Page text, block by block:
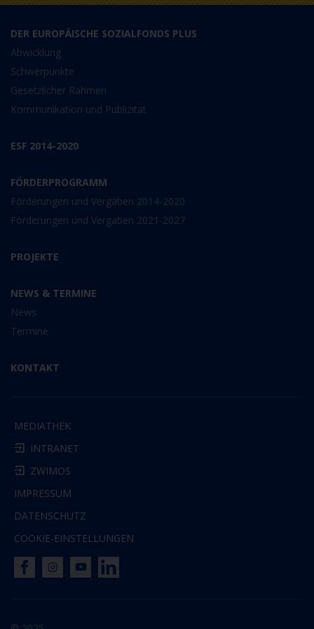
DER EUROPÄISCHE SOZIALFONDS PLUS
Abwicklung
Schwerpunkte
Gesetzlicher Rahmen
Kommunikation und Publizität
ESF 2014-2020
FÖRDERPROGRAMM
Förderungen und Vergaben 2014-2020
Förderungen und Vergaben 2021-2027
PROJEKTE
NEWS & TERMINE
News
Termine
KONTAKT
MEDIATHEK
INTRANET
ZWIMOS
IMPRESSUM
DATENSCHUTZ
COOKIE-EINSTELLUNGEN